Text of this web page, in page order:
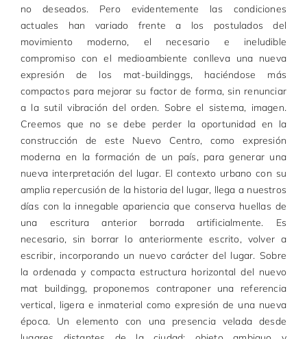
no deseados. Pero evidentemente las condiciones
actuales han variado frente a los postulados del
movimiento moderno, el necesario e ineludible
compromiso con el medioambiente conlleva una nueva
expresión de los mat-buildinggs, haciéndose más
compactos para mejorar su factor de forma, sin renunciar
a la sutil vibración del orden. Sobre el sistema, imagen.
Creemos que no se debe perder la oportunidad en la
construcción de este Nuevo Centro, como expresión
moderna en la formación de un país, para generar una
nueva interpretación del lugar. El contexto urbano con su
amplia repercusión de la historia del lugar, llega a nuestros
días con la innegable apariencia que conserva huellas de
una escritura anterior borrada artificialmente. Es
necesario, sin borrar lo anteriormente escrito, volver a
escribir, incorporando un nuevo carácter del lugar. Sobre
la ordenada y compacta estructura horizontal del nuevo
mat buildingg, proponemos contraponer una referencia
vertical, ligera e inmaterial como expresión de una nueva
época. Un elemento con una presencia velada desde